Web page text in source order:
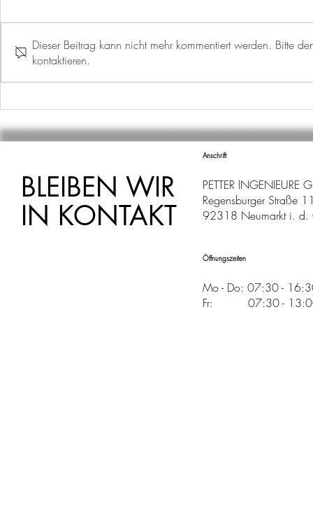
EIN WEITERER MEILENSTEIN
EURO
Dieser Beitrag kann nicht mehr kommentiert werden. Bitte
kontaktieren.
BLEIBEN WIR
IN KONTAKT
Anschrift
PETTER INGENIEURE
Regensburger Straße
92318 Neumarkt i. d.
Öffnungszeiten
Mo - Do: 07:30 -
Fr: 07:30 -